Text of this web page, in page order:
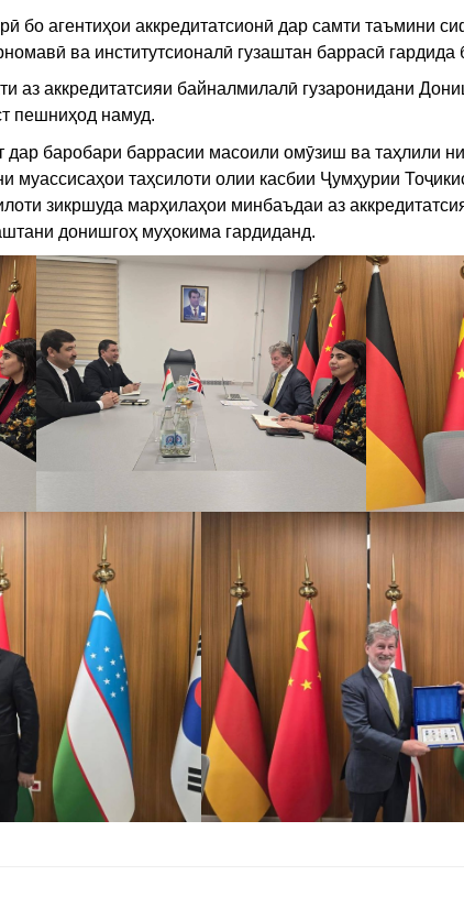
бо агентиҳои аккредитатсионӣ дар самти таъмини
ва институтсионалӣ гузаштан баррасӣ гардида
аз аккредитатсияи байналмилалӣ гузаронидани
пешниҳод намуд.
дар баробари баррасии масоили омӯзиш ва таҳлили
муассисаҳои таҳсилоти олии касбии Ҷумҳурии
зикршуда марҳилаҳои минбаъдаи аз
донишгоҳ муҳокима гардиданд.